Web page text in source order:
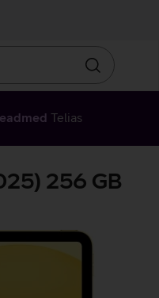
Otsin
Telias
256 GB